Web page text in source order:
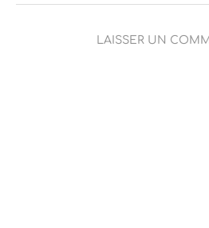
LAISSER UN